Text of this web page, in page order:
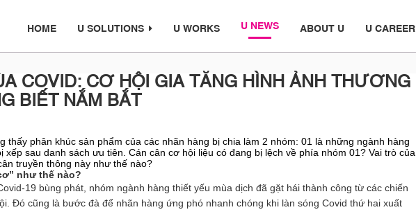
HOME U SOLUTIONS U WORKS U NEWS ABOUT U U CAREER
COVID: CƠ HỘI GIA TĂNG HÌNH ẢNH THƯƠNG
BIẾT NẮM BẮT
thấy phân khúc sản phẩm của các nhãn hàng bị chia làm 2 nhóm: 01 là những ngành hàng
xếp sau danh sách ưu tiên. Cán cân cơ hội liệu có đang bị lệch về phía nhóm 01? Vai trò của
truyền thông này như thế nào?
như thế nào?
19 bùng phát, nhóm ngành hàng thiết yếu mùa dịch đã gặt hái thành công từ các chiến
Đó cũng là bước đà để nhãn hàng ứng phó nhanh chóng khi làn sóng Covid thứ hai xuất